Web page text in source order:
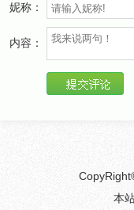
憎しみと 争いの 焔(ほ
僕らはゆく 眩しいほど
いるのか？
心の涙 澪(みお)を引き
強さはひとりじゃない
妮称：
内容：
本